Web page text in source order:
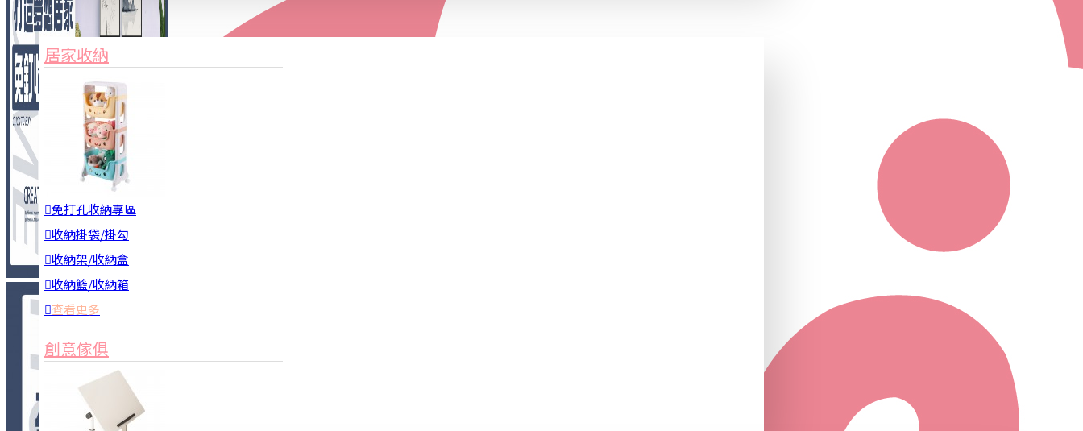
3C周邊
居家安全
居家清潔
查看更多
餐飲廚具
廚房收納
烘焙用具
隨身餐具
家俱&收納
居家收納
免打孔收納專區
收納掛袋/掛勾
收納架/收納盒
收納籃/收納箱
查看更多
創意傢俱